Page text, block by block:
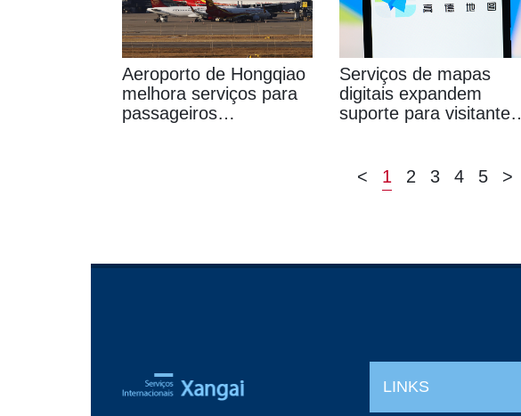
Aeroporto de Hongqiao
melhora serviços para
passageiros
Serviços de mapas
digitais expandem
suporte para visitantes
< 1 2 3 4 5 >
LINKS